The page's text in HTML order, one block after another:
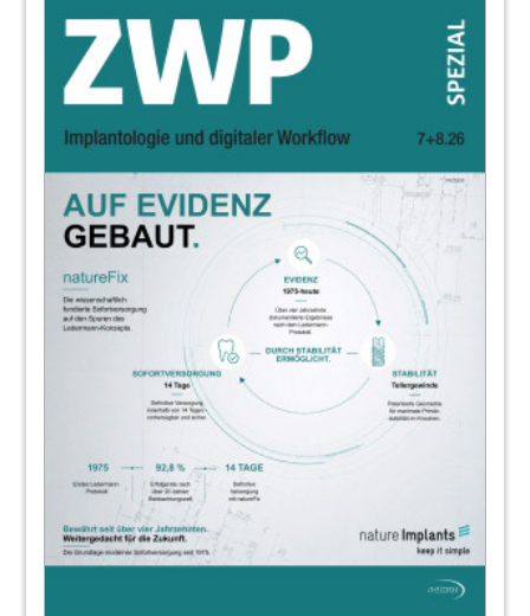
Mikrobiommodulation
Annette Mildner
21Listerine
Aktuelle Umfrage zeigt Potenzial für
Dentalteams
Redaktion
23„Daily Driver“: Innovative 2-in-1-
Prophylaxeeinheit
Kombi-Prophylaxegerät für supra- und
subgingivale Anwendungen
Alkoholfreie Mundspüllösung mit
Pfefferminzaroma
Redaktion